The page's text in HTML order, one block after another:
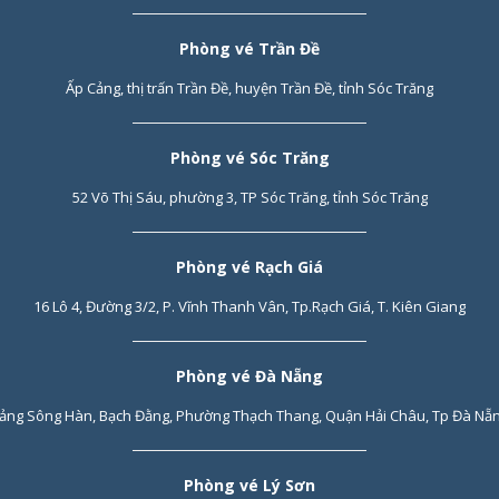
Phòng vé Trần Đề
Ấp Cảng, thị trấn Trần Đề, huyện Trần Đề, tỉnh Sóc Trăng
Phòng vé Sóc Trăng
52 Võ Thị Sáu, phường 3, TP Sóc Trăng, tỉnh Sóc Trăng
Phòng vé Rạch Giá
16 Lô 4, Đường 3/2, P. Vĩnh Thanh Vân, Tp.Rạch Giá, T. Kiên Giang
Phòng vé Đà Nẵng
Sông Hàn, Bạch Đằng, Phường Thạch Thang, Quận Hải Châu, Tp Đà
Phòng vé Lý Sơn